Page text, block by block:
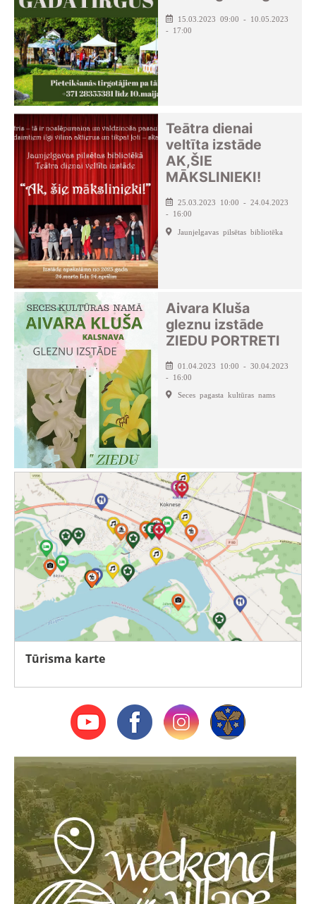
15.03.2023 09:00 - 10.05.2023
- 17:00
Teātra dienai
veltīta izstāde
AK,ŠIE
MĀKSLINIEKI!
25.03.2023 10:00 - 24.04.2023
- 16:00
Jaunjelgavas pilsētas bibliotēka
Aivara Kluša
gleznu izstāde
ZIEDU PORTRETI
01.04.2023 10:00 - 30.04.2023
- 16:00
Seces pagasta kultūras nams
Tūrisma karte